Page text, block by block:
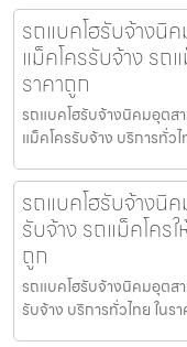
รถแบคโฮรับจ้างนิ
แม็คโครรับจ้าง รถ
ราคาถูก
รถแบคโฮรับจ้างนิคมอุตส
แม็คโครรับจ้าง บริการทั่ว
รถแบคโฮรับจ้างนิ
รับจ้าง รถแม็คโคร
ถูก
รถแบคโฮรับจ้างนิคมอุตสา
รับจ้าง บริการทั่วไทย ใน